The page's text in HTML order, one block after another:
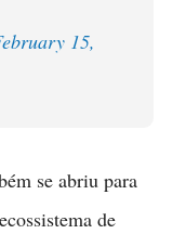
15,
se abriu para
de